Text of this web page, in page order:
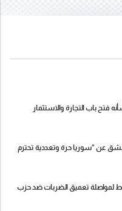
فتح باب التجارة والاستثمار
عن "سوريا حرة وتعددية تحترم
لمواصلة تعميق الضربات ضد حزب